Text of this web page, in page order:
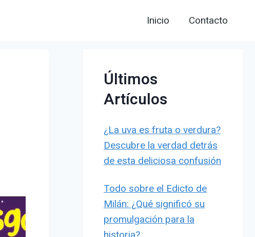
Inicio Contacto
Últimos
Artículos
¿La uva es fruta o verdura?
Descubre la verdad detrás
de esta deliciosa confusión
Todo sobre el Edicto de
Milán: ¿Qué significó su
promulgación para la
historia?